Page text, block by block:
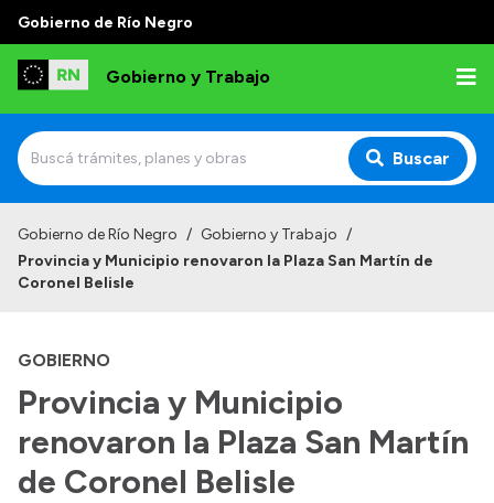
Gobierno de Río Negro
Gobierno y Trabajo
Buscar
Institucional
Autoridades, Áreas y Organismos
Delegaciones
Normativa
Gobierno de Río Negro / Gobierno y Trabajo /
Provincia y Municipio renovaron la Plaza San Martín de
Coronel Belisle
GOBIERNO
Provincia y Municipio
renovaron la Plaza San Martín
de Coronel Belisle